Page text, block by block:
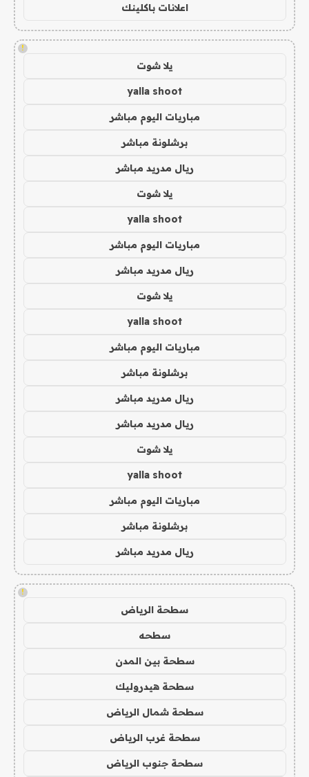
اعلانات باكلينك
!
يلا شوت
yalla shoot
مباريات اليوم مباشر
برشلونة مباشر
ريال مدريد مباشر
يلا شوت
yalla shoot
مباريات اليوم مباشر
ريال مدريد مباشر
يلا شوت
yalla shoot
مباريات اليوم مباشر
برشلونة مباشر
ريال مدريد مباشر
ريال مدريد مباشر
يلا شوت
yalla shoot
مباريات اليوم مباشر
برشلونة مباشر
ريال مدريد مباشر
!
سطحة الرياض
سطحه
سطحة بين المدن
سطحة هيدروليك
سطحة شمال الرياض
سطحة غرب الرياض
سطحة جنوب الرياض